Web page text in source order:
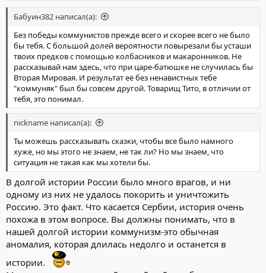
Бабуин382 написал(а):
Без победы коммунистов прежде всего и скорее всего не было
бы тебя. С большой долей вероятности повырезали бы усташи
твоих предков с помощью колбасников и макаронников. Не
рассказывай нам здесь, что при царе-батюшке не случилась бы
Вторая Мировая. И результат её без ненавистных тебе
"коммуняк" был бы совсем другой. Товарищ Тито, в отличии от
тебя, это понимал.
nickname написал(а):
Ты можешь рассказывать сказки, чтобы все было намного
хуже, но мы этого не знаем, не так ли? Но мы знаем, что
ситуация не такая как мы хотели бы.
В долгой истории России было много врагов, и ни
одному из них не удалось покорить и уничтожить
Россию. Это факт. Что касается Сербии, история очень
похожа в этом вопросе. Вы должны понимать, что в
нашей долгой истории коммунизм-это обычная
аномалия, которая длилась недолго и останется в
истории.